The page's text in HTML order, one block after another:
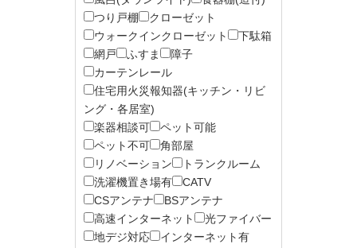
つり戸棚
クローゼット
ウォークインクローゼット
下駄箱
網戸
ふすま
障子
カーテンレール
住宅用火災報知器(キッチン・リビ
ング・各居室)
楽器相談可
ペット可能
ペット不可
角部屋
リノベーション
トランクルーム
洗濯機置き場有
CATV
CSアンテナ
BSアンテナ
高速インターネット
光ファイバー
地デジ対応
インターネット有